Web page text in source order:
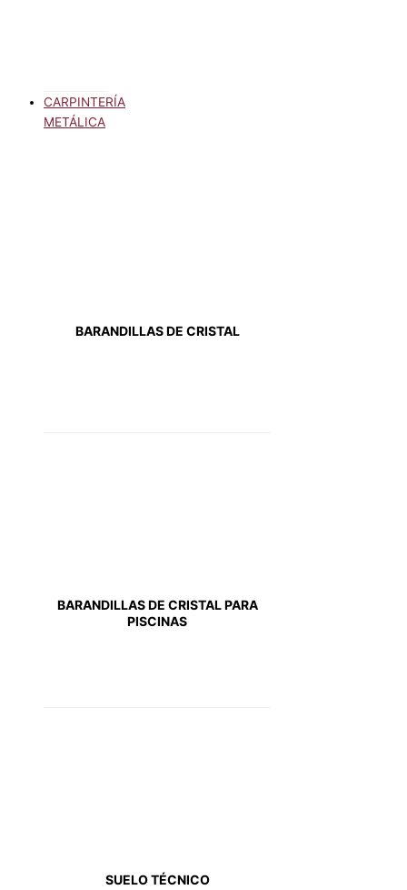
CARPINTERÍA
METÁLICA
BARANDILLAS DE CRISTAL
BARANDILLAS DE CRISTAL PARA
PISCINAS
SUELO TÉCNICO